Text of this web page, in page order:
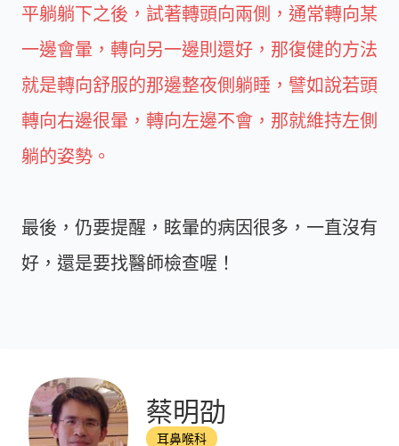
平躺躺下之後，試著轉頭向兩側，通常轉向某
一邊會暈，轉向另一邊則還好，那復健的方法
就是轉向舒服的那邊整夜側躺睡，譬如說若頭
轉向右邊很暈，轉向左邊不會，那就維持左側
躺的姿勢。
最後，仍要提醒，眩暈的病因很多，一直沒有
好，還是要找醫師檢查喔！
蔡明劭
耳鼻喉科